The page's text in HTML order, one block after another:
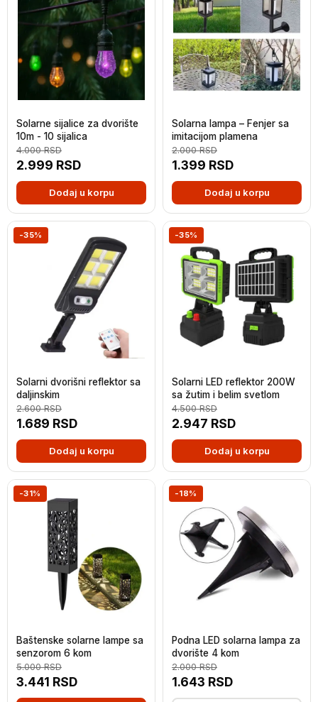
Solarne sijalice za dvorište
10m - 10 sijalica
2.999 RSD
4.000RSD
Dodaj u korpu
Solarna lampa – Fenjer sa
imitacijom plamena
1.399 RSD
2.000RSD
Dodaj u korpu
-35%
Solarni dvorišni reflektor sa
daljinskim
1.689 RSD
2.600RSD
Dodaj u korpu
-35%
Solarni LED reflektor 200W
sa žutim i belim svetlom
2.947 RSD
4.500RSD
Dodaj u korpu
-31%
Baštenske solarne lampe sa
senzorom 6 kom
3.441 RSD
5.000RSD
-18%
Podna LED solarna lampa za
dvorište 4 kom
1.643 RSD
2.000RSD